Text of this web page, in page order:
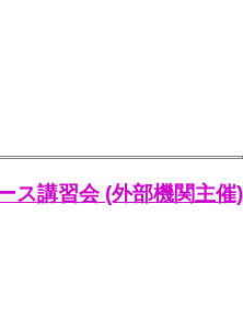
ス講習会 (外部機関主催)